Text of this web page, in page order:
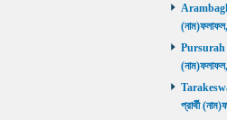
Arambagh
Pursurah
প্রার্থী